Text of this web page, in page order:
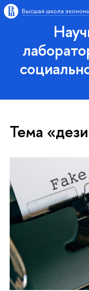
Высшая школа
Тема